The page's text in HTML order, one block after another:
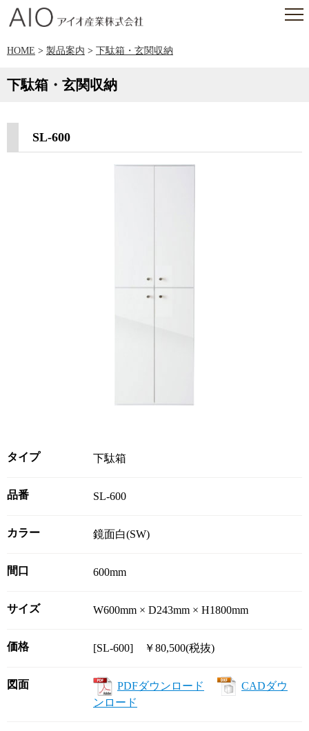
HOME > 製品案内 > 下駄箱・玄関収納
下駄箱・玄関収納
SL-600
タイプ 下駄箱
品番 SL-600
カラー 鏡面白(SW)
間口 600mm
サイズ W600mm × D243mm × H1800mm
価格 [SL-600] ￥80,500(税抜)
図面 PDFダウンロード
CADダウ
ンロード